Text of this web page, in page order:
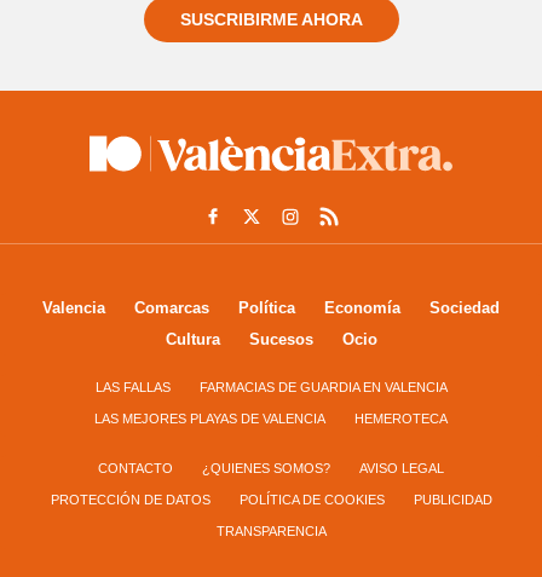
SUSCRIBIRME AHORA
Valencia Comarcas Política Economía
Sociedad
Cultura
Sucesos Ocio
LAS FALLAS FARMACIAS DE GUARDIA EN VALENCIA
LAS MEJORES PLAYAS DE VALENCIA HEMEROTECA
CONTACTO ¿QUIENES SOMOS? AVISO LEGAL
PROTECCIÓN DE DATOS POLÍTICA DE COOKIES PUBLICIDAD
TRANSPARENCIA